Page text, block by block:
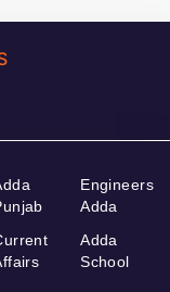
Engineers
Adda
Adda
School